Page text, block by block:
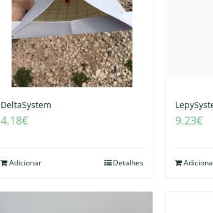
DeltaSystem
4.18€
Adicionar Detalhes
9.23€